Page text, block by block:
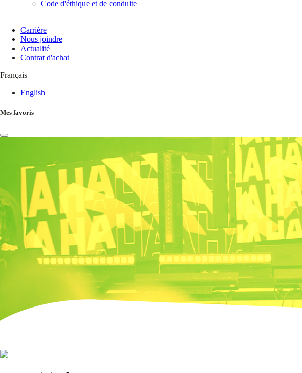
Code d'éthique et de conduite
Carrière
Nous joindre
Actualité
Contrat d'achat
Français
English
Mes favoris